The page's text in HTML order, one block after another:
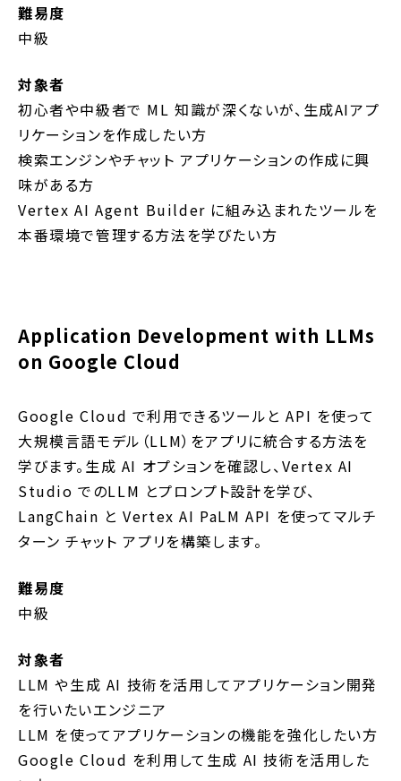
難易度
中級
対象者
初心者や中級者で ML 知識が深くないが、生成AIアプ
リケーションを作成したい方
検索エンジンやチャット アプリケーションの作成に興
味がある方
Vertex AI Agent Builder に組み込まれたツールを
本番環境で管理する方法を学びたい方
Application Development with LLMs
on Google Cloud
Google Cloud で利用できるツールと API を使って
大規模言語モデル（LLM）をアプリに統合する方法を
学びます。生成 AI オプションを確認し、Vertex AI
Studio でのLLM とプロンプト設計を学び、
LangChain と Vertex AI PaLM API を使ってマルチ
ターン チャット アプリを構築します。
難易度
中級
対象者
LLM や生成 AI 技術を活用してアプリケーション開発
を行いたいエンジニア
LLM を使ってアプリケーションの機能を強化したい方
Google Cloud を利用して生成 AI 技術を活用した